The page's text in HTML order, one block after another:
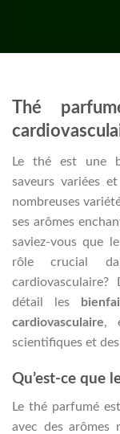
Thé
Le thé est une
saveurs variées
nombreuses
ses arômes
saviez-vous que
rôle crucial
détail les
cardiovasculaire,
scientifiques et
Qu’est-ce que
Le thé parfumé
avec des arômes